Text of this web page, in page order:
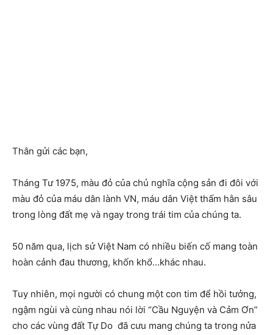
Thân gửi các bạn,
Tháng Tư 1975, màu đỏ của chủ nghĩa cộng sản đi đôi với
màu đỏ của máu dân lành VN, máu dân Việt thấm hằn sâu
trong lòng đất mẹ và ngay trong trái tim của chúng ta.
50 năm qua, lịch sử Việt Nam có nhiều biến cố mang toàn
hoàn cảnh đau thương, khốn khổ…khác nhau.
Tuy nhiên, mọi người có chung một con tim để hồi tưởng,
ngậm ngùi và cùng nhau nói lời “Cầu Nguyện và Cảm Ơn”
cho các vùng đất Tự Do đã cưu mang chúng ta trong nửa